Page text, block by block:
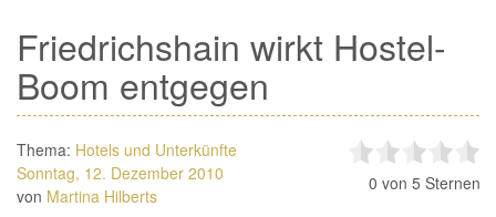
Friedrichshain wirkt Hostel-
Boom entgegen
Thema: Hotels und Unterkünfte
Sonntag, 12. Dezember 2010
von Martina Hilberts
0 von 5 Sternen